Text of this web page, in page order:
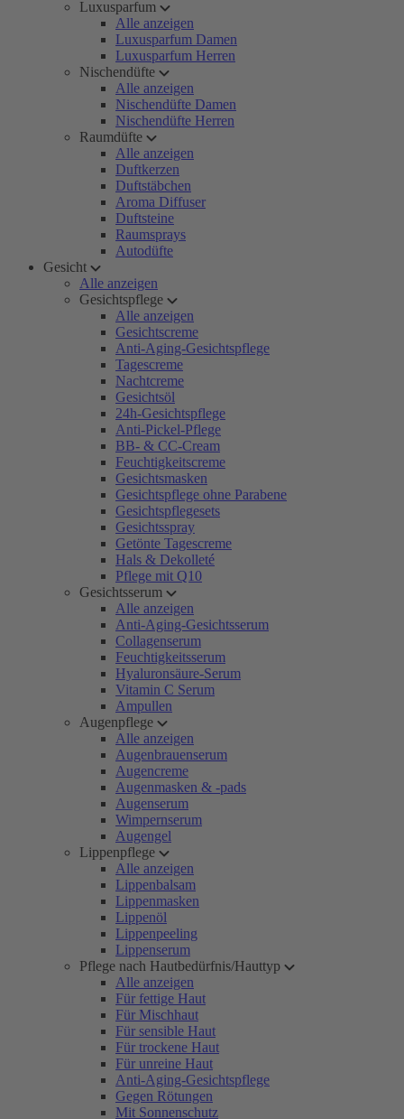
Luxusparfum
Alle anzeigen
Luxusparfum Damen
Luxusparfum Herren
Nischendüfte
Alle anzeigen
Nischendüfte Damen
Nischendüfte Herren
Raumdüfte
Alle anzeigen
Duftkerzen
Duftstäbchen
Aroma Diffuser
Duftsteine
Raumsprays
Autodüfte
Gesicht
Alle anzeigen
Gesichtspflege
Alle anzeigen
Gesichtscreme
Anti-Aging-Gesichtspflege
Tagescreme
Nachtcreme
Gesichtsöl
24h-Gesichtspflege
Anti-Pickel-Pflege
BB- & CC-Cream
Feuchtigkeitscreme
Gesichtsmasken
Gesichtspflege ohne Parabene
Gesichtspflegesets
Gesichtsspray
Getönte Tagescreme
Hals & Dekolleté
Pflege mit Q10
Gesichtsserum
Alle anzeigen
Anti-Aging-Gesichtsserum
Collagenserum
Feuchtigkeitsserum
Hyaluronsäure-Serum
Vitamin C Serum
Ampullen
Augenpflege
Alle anzeigen
Augenbrauenserum
Augencreme
Augenmasken & -pads
Augenserum
Wimpernserum
Augengel
Lippenpflege
Alle anzeigen
Lippenbalsam
Lippenmasken
Lippenöl
Lippenpeeling
Lippenserum
Pflege nach Hautbedürfnis/Hauttyp
Alle anzeigen
Für fettige Haut
Für Mischhaut
Für sensible Haut
Für trockene Haut
Für unreine Haut
Anti-Aging-Gesichtspflege
Gegen Rötungen
Mit Sonnenschutz